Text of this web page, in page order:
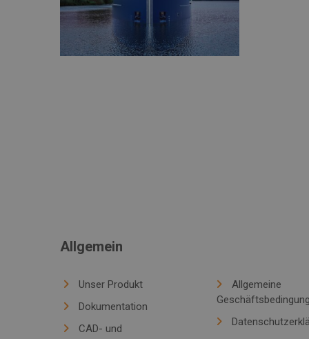
Allgemein
Unser Produkt
Dokumentation
CAD- und
Allgemeine